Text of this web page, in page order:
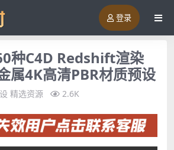
登录
种C4D Redshift渲染
属4K高清PBR材质预设
精选资源 2.6K